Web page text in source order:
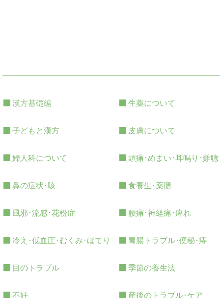
漢方基礎編 生薬について
子どもと漢方 皮膚について
婦人科について 頭痛･めまい･耳鳴り･難聴
鼻の症状･咳 食養生･薬膳
風邪･流感･花粉症 腰痛･神経痛･痺れ
冷え･低血圧･むくみ･ほてり 胃腸トラブル･便秘･痔
目のトラブル 季節の養生法
不妊 産後のトラブル･ケア